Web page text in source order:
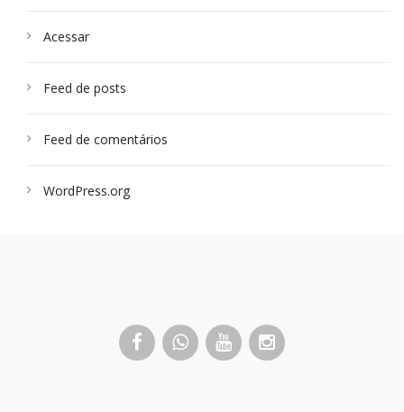
Acessar
Feed de posts
Feed de comentários
WordPress.org